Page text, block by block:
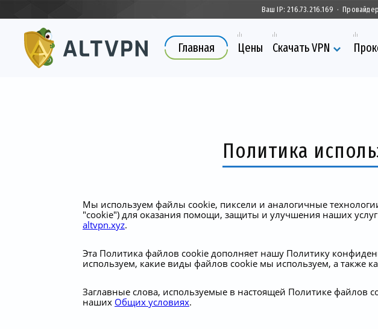
Ваш IP:216.73.216.169 ·
Главная Цены Скачать VPN
Политика
Мы используем файлы cookie, пиксели и аналогичные
"cookie") для оказания помощи, защиты и улучшения наших
altvpn.xyz.
Эта Политика файлов cookie дополняет нашу Политику
используем, какие виды файлов cookie мы используем, а также
Заглавные слова, используемые в настоящей Политике файлов
наших Общих условиях.